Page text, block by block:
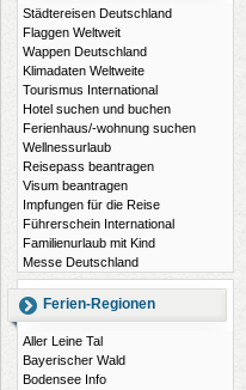
Städtereisen Deutschland
Flaggen Weltweit
Wappen Deutschland
Klimadaten Weltweite
Tourismus International
Hotel suchen und buchen
Ferienhaus/-wohnung suchen
Wellnessurlaub
Reisepass beantragen
Visum beantragen
Impfungen für die Reise
Führerschein International
Familienurlaub mit Kind
Messe Deutschland
Ferien-Regionen
Aller Leine Tal
Bayerischer Wald
Bodensee Info